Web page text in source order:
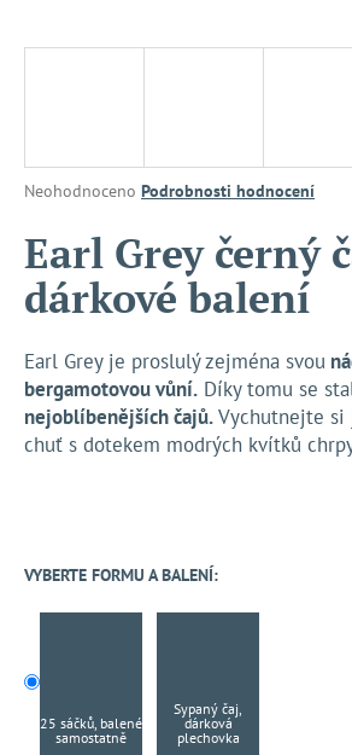
Průměrné
produktu
je
0,0
z
hvězdiček.
Neohodnoceno Podrobnosti hodnocení
Earl Grey černý
dárkové balení
Earl Grey je proslulý zejména svou
bergamotovou vůní. Díky tomu se
nejoblíbenějších čajů.Vychutnejte si
chuť s dotekem modrých kvítků
VYBERTE FORMU A BALENÍ:
25 sáčků, balené
samostatně
Sypaný čaj,
dárková
plechovka
?
HLEDAT
D
o
p
u
e